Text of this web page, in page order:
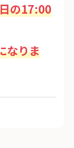
の17:00
なりま